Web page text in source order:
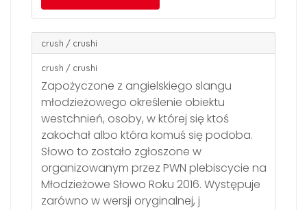
crush / crushi
crush / crushi
Zapożyczone z angielskiego slangu
młodzieżowego określenie obiektu
westchnień, osoby, w której się ktoś
zakochał albo która komuś się podoba.
Słowo to zostało zgłoszone w
organizowanym przez PWN plebiscycie na
Młodzieżowe Słowo Roku 2016. Występuje
zarówno w wersji oryginalnej, j